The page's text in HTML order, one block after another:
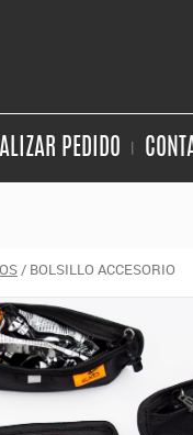
PEDIDO
/ BOLSILLO ACCESORIO